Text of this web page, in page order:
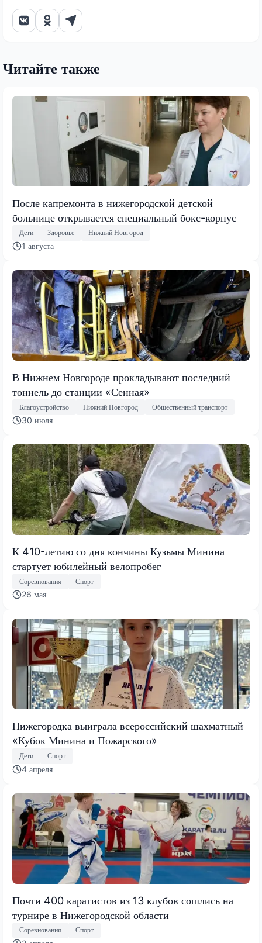
Читайте также
После капремонта в нижегородской детской
больнице открывается специальный бокс-корпус
Дети Здоровье Нижний Новгород
1 августа
В Нижнем Новгороде прокладывают последний
тоннель до станции «Сенная»
Благоустройство Нижний Новгород Общественный транспорт
30 июля
К 410-летию со дня кончины Кузьмы Минина
стартует юбилейный велопробег
Соревнования Спорт
26 мая
Нижегородка выиграла всероссийский шахматный
«Кубок Минина и Пожарского»
Дети Спорт
4 апреля
Почти 400 каратистов из 13 клубов сошлись на
турнире в Нижегородской области
Соревнования Спорт